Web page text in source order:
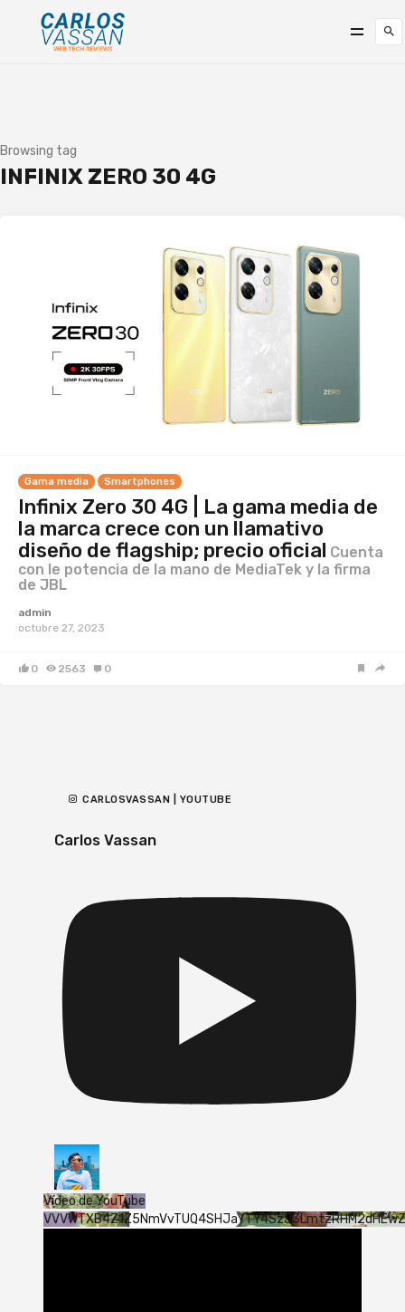
Browsing tag
INFINIX ZERO 30 4G
Gama media Smartphones
Infinix Zero 30 4G | La gama media de
la marca crece con un llamativo
diseño de flagship; precio oficial Cuenta
con le potencia de la mano de MediaTek y la firma
de JBL
admin
octubre 27, 2023
0 2563 0
CARLOSVASSAN | YOUTUBE
Carlos Vassan
Vídeo de YouTube